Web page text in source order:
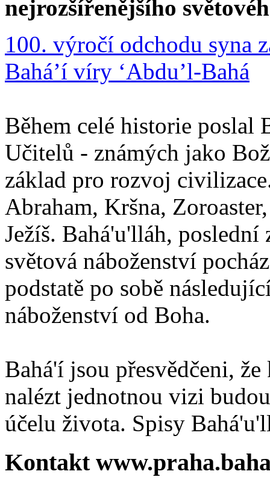
nejrozšířenějšího
100. výročí odchodu syna
Bahá’í víry ‘Abdu’l-Bahá
Během celé historie poslal
Učitelů - známých jako
základ pro rozvoj
Abraham, Kršna,
Ježíš. Bahá'u'lláh,
světová náboženství
podstatě po sobě
náboženství od Boha.
Bahá'í jsou přesvědčeni,
nalézt jednotnou vizi
účelu života. Spisy
Kontakt